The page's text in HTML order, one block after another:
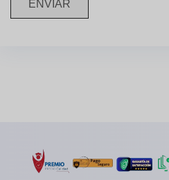
ENVIAR